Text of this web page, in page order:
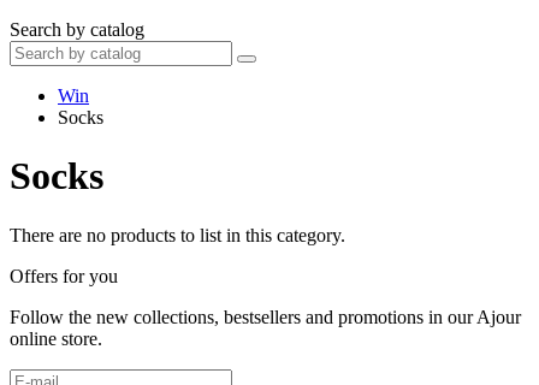
Search by catalog
Win
Socks
Socks
There are no products to list in this category.
Offers for you
Follow the new collections, bestsellers and promotions in our Ajour
online store.